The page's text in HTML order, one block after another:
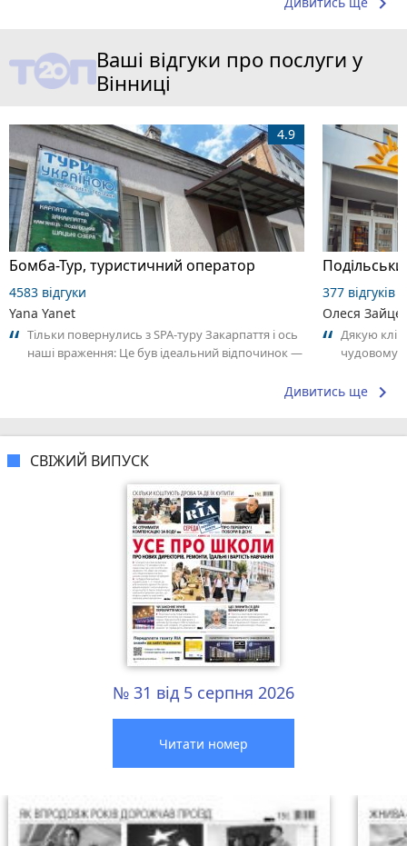
Ваші відгуки про послуги у
Вінниці
Бомба-Тур, туристичний оператор
4.9
4583 відгуки
Yana Yanet
Тільки повернулись з SPA-туру Закарпаття і ось
наші враження: Це був ідеальний відпочинок —
377 відгуків
Олеся
Дякую
чудовому
Дивитись ще keyboard_arrow_right
СВІЖИЙ ВИПУСК
№ 31 від 5 серпня 2026
Читати номер